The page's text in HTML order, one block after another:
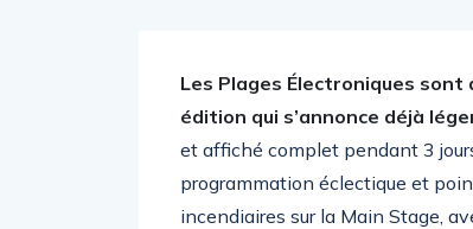
Les Plages Électroniques sont
édition qui s’annonce déjà
et affiché complet pendant 3
programmation éclectique et
incendiaires sur la Main Stage,